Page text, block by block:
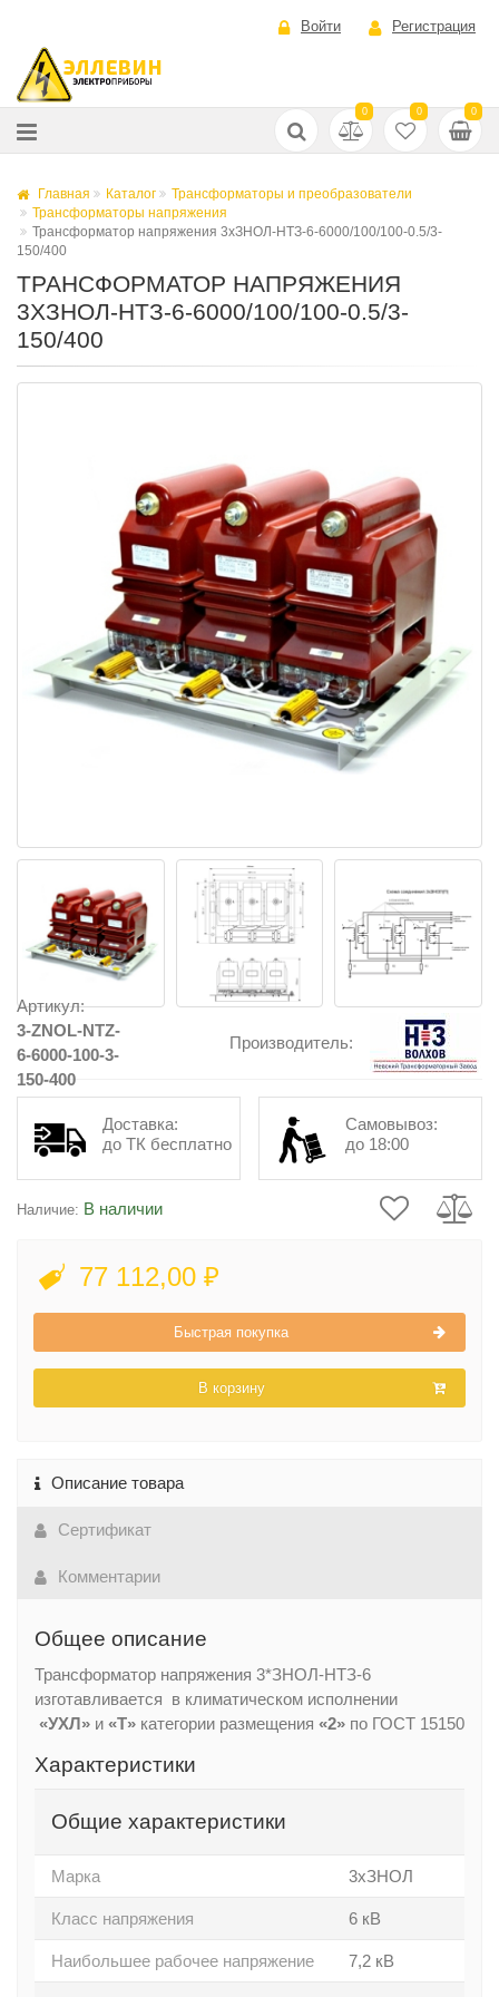
Войти Регистрация
0 0 0
Главная Каталог
Трансформаторы и преобразователи
Трансформаторы напряжения
Трансформатор напряжения 3хЗНОЛ-НТЗ-6-6000/100/100-0.5/3-
150/400
ТРАНСФОРМАТОР НАПРЯЖЕНИЯ
3ХЗНОЛ-НТЗ-6-6000/100/100-0.5/3-
150/400
Артикул:
3-ZNOL-NTZ-
6-6000-100-3-
150-400
Производитель:
Доставка:
до ТК бесплатно
Самовывоз:
до 18:00
Наличие: В наличии
77 112,00 ₽
Быстрая покупка
В корзину
Описание товара
Сертификат
Комментарии
Общее описание
Трансформатор напряжения 3*ЗНОЛ-НТЗ-6
изготавливается в климатическом исполнении
«УХЛ» и «Т» категории размещения «2» по ГОСТ 15150
Характеристики
Общие характеристики
Марка 3хЗНОЛ
Класс напряжения 6 кВ
Наибольшее рабочее напряжение 7,2 кВ